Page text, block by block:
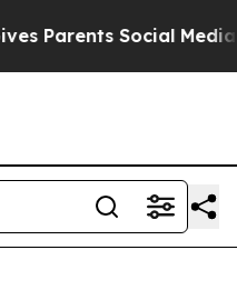
Social Media